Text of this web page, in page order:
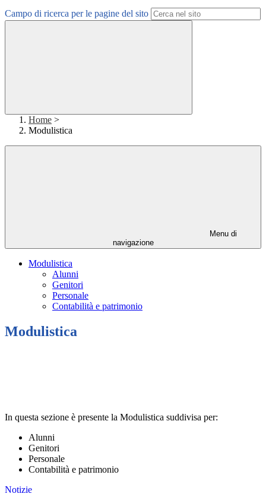
Campo di ricerca per le pagine del sito
Home >
Modulistica
Menu di
navigazione
Modulistica
Alunni
Genitori
Personale
Contabilità e patrimonio
Modulistica
In questa sezione è presente la Modulistica suddivisa per:
Alunni
Genitori
Personale
Contabilità e patrimonio
Notizie